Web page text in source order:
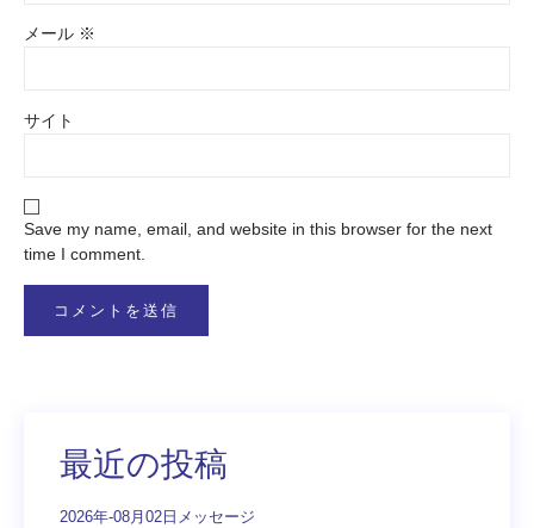
メール ※
サイト
Save my name, email, and website in this browser for the next
time I comment.
最近の投稿
2026年-08月02日メッセージ